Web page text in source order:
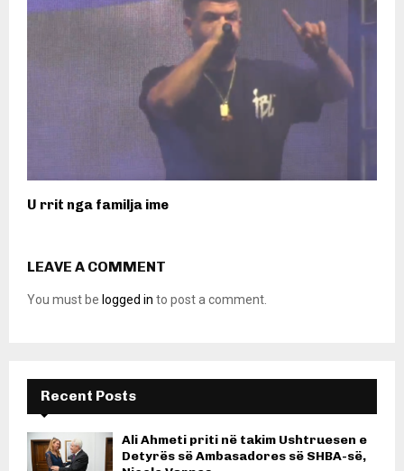
U rrit nga familja ime
LEAVE A COMMENT
You must be logged in to post a comment.
Recent Posts
Ali Ahmeti priti në takim Ushtruesen e
Detyrës së Ambasadores së SHBA-së,